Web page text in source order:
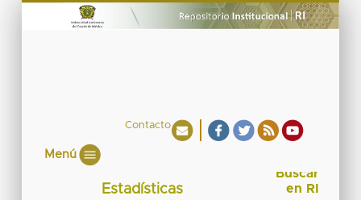
Contacto
Menú
Estadísticas
Buscar
en RI